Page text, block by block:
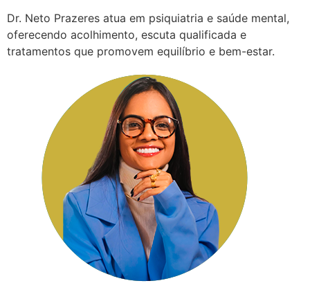
Dr. Neto Prazeres atua em psiquiatria e saúde mental,
oferecendo acolhimento, escuta qualificada e
tratamentos que promovem equilíbrio e bem-estar.